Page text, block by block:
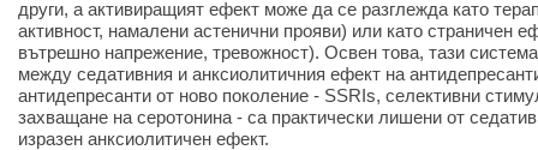
други, а активиращият ефект може да се разглежда като
активност, намалени астенични прояви) или като страничен
вътрешно напрежение, тревожност). Освен това, тази
между седативния и анксиолитичния ефект на
антидепресанти от ново поколение - SSRIs, селективни
захващане на серотонина - са практически лишени от
изразен анксиолитичен ефект.